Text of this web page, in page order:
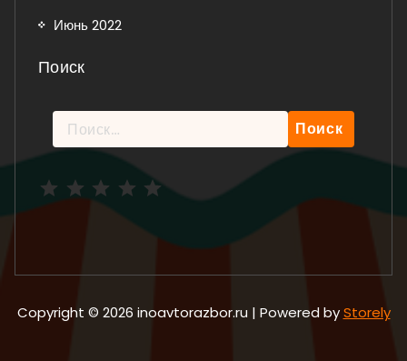
Июнь 2022
Поиск
Найти:
Copyright © 2026 inoavtorazbor.ru | Powered byStorely